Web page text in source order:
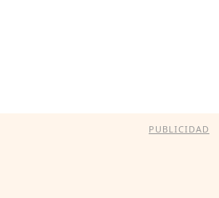
PUBLICIDAD